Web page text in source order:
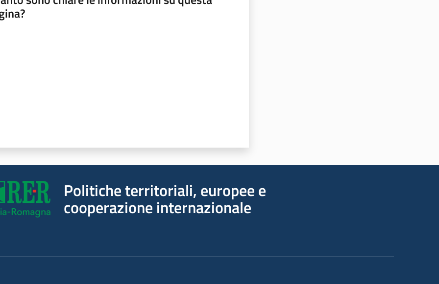
Politiche territoriali, europee e
cooperazione internazionale